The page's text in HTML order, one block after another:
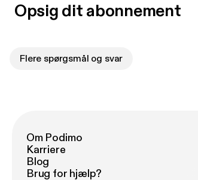
Opsig dit abonnement
Flere spørgsmål og svar
Om Podimo
Karriere
Blog
Brug for hjælp?